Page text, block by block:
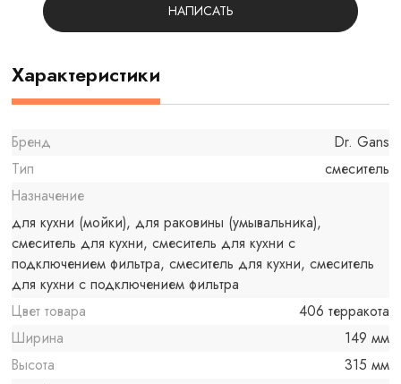
НАПИСАТЬ
Характеристики
Бренд
Dr. Gans
Тип
смеситель
Назначение
для кухни (мойки), для раковины (умывальника),
смеситель для кухни, смеситель для кухни с
подключением фильтра, смеситель для кухни, смеситель
для кухни с подключением фильтра
Цвет товара
406 терракота
Ширина
149 мм
Высота
315 мм